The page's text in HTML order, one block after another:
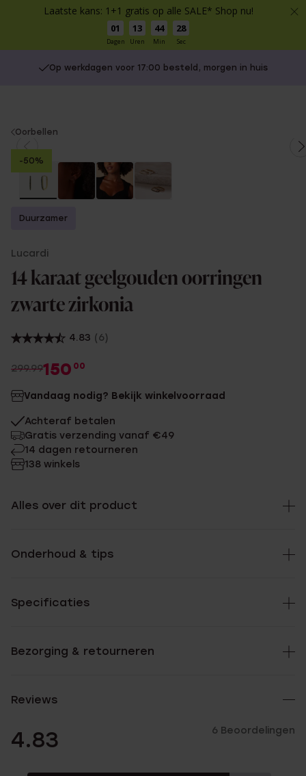
Laatste kans: 1+1 gratis op alle SALE* Shop nu!
01
Dagen
13
Uren
44
Min
28
Sec
Op werkdagen voor 17:00 besteld, morgen in huis
You
are
here:
Oorbellen
-50%
Duurzamer
Lucardi
14 karaat geelgouden oorringen
zwarte zirkonia
4.83 (6)
299.99150 00
Vandaag nodig? Bekijk winkelvoorraad
Achteraf betalen
Gratis verzending vanaf €49
14 dagen retourneren
138 winkels
Alles over dit product
Onderhoud & tips
Specificaties
Bezorging & retourneren
Reviews
4.83 6 Beoordelingen